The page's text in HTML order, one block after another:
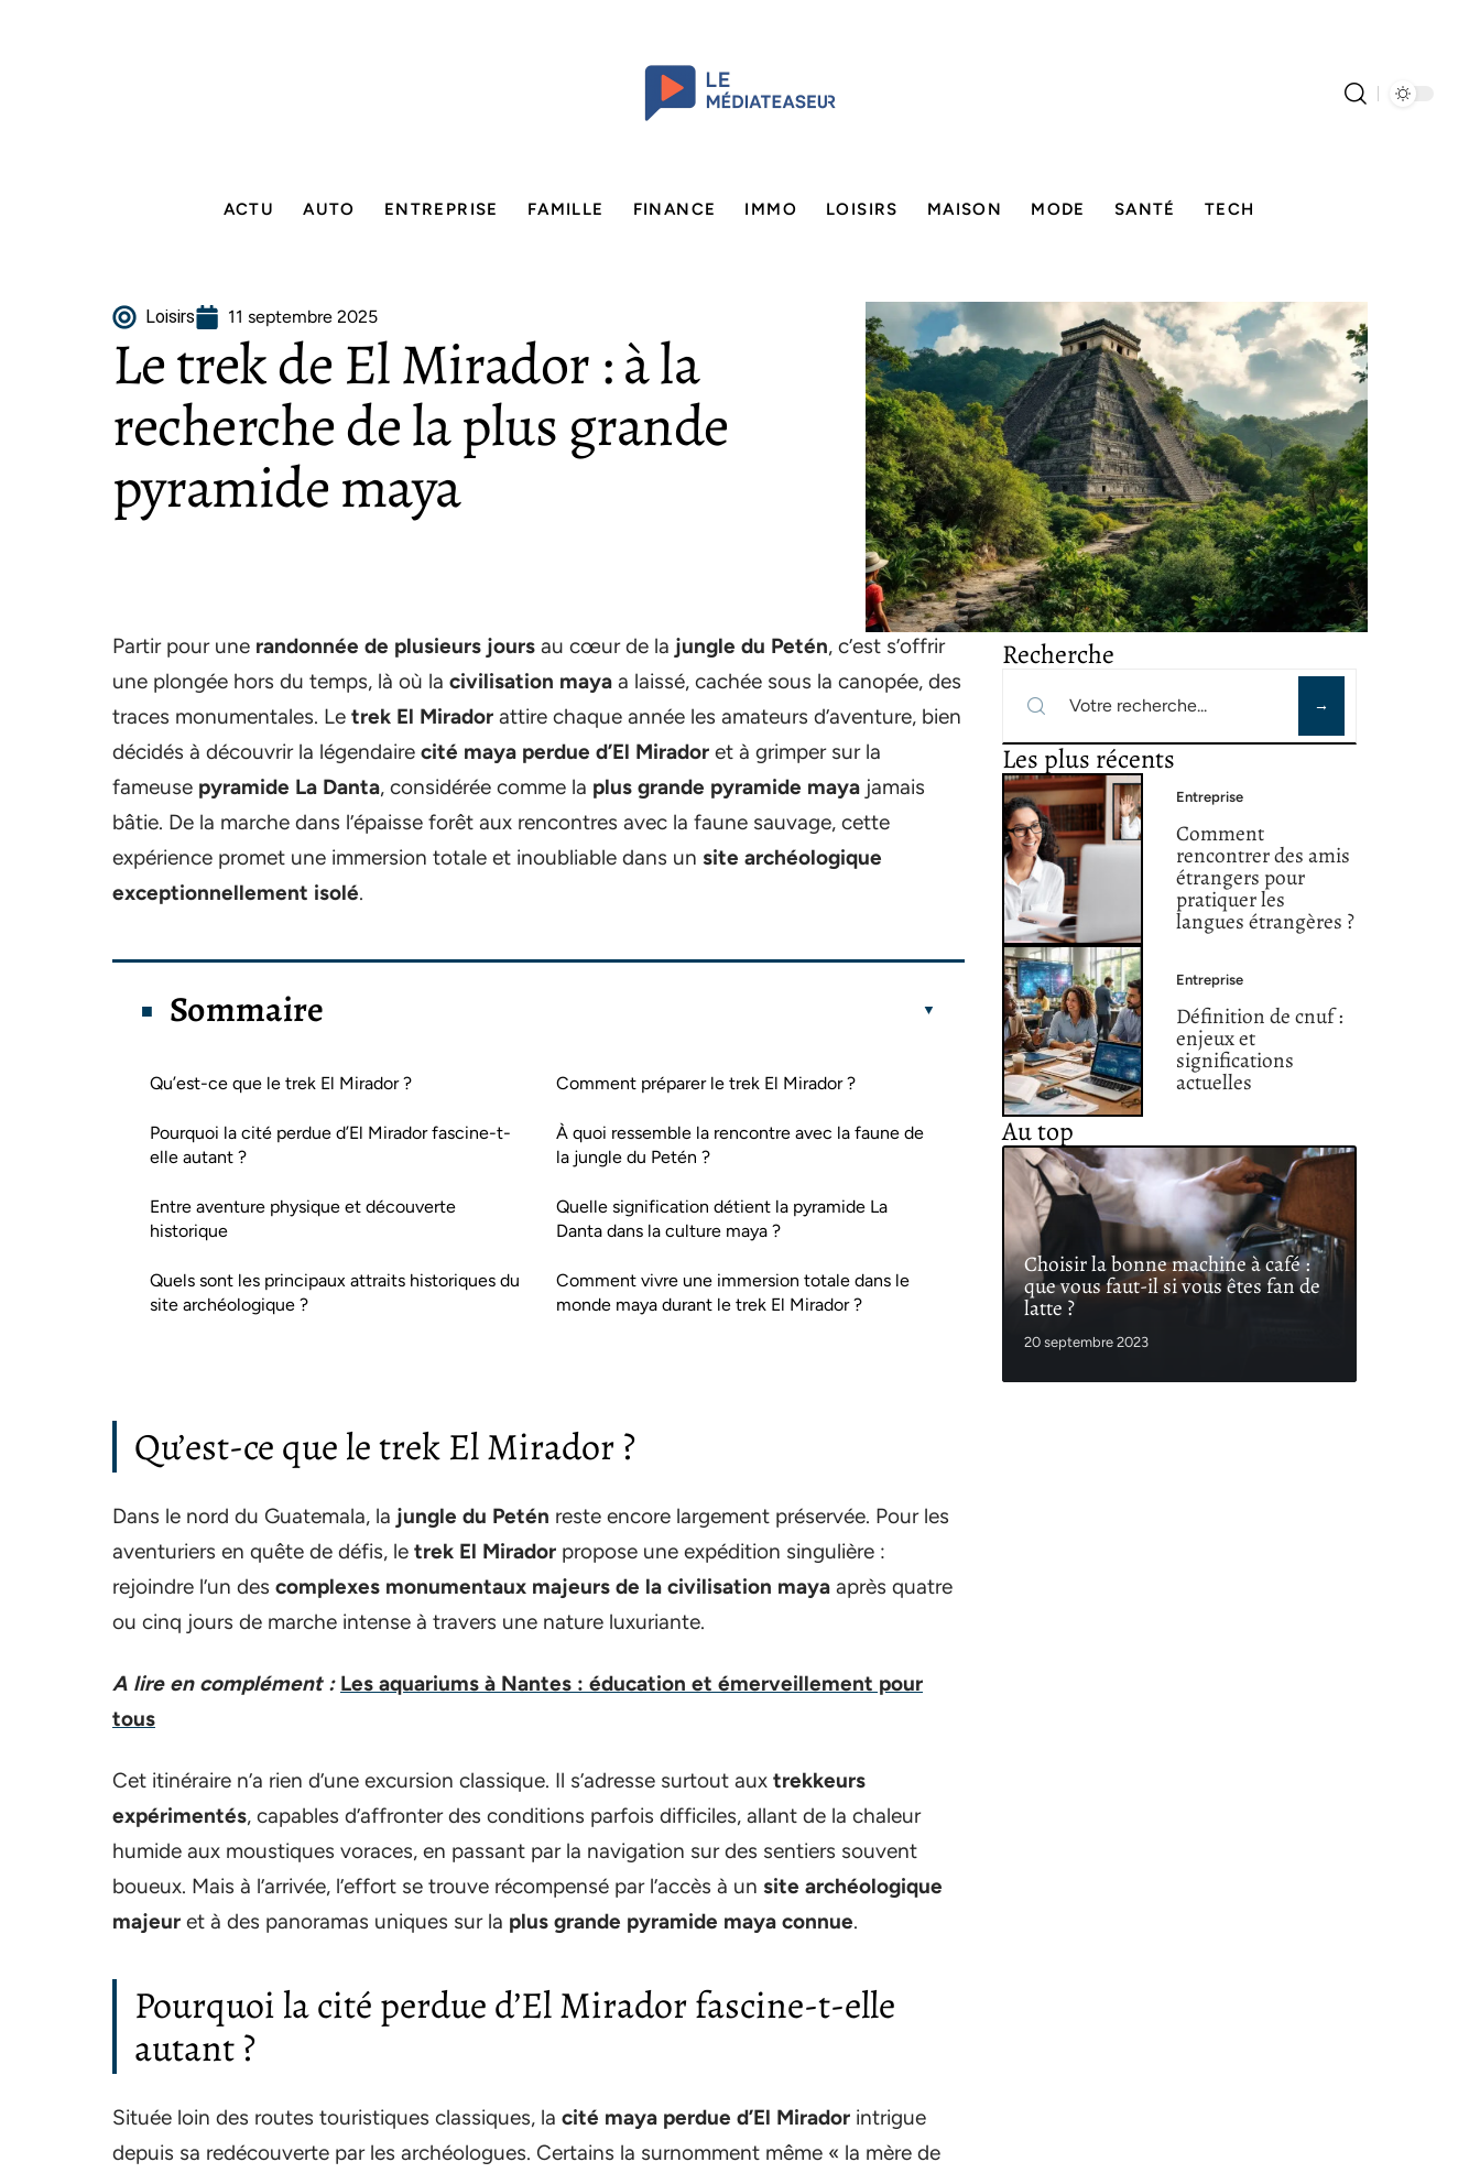
ACTU AUTO ENTREPRISE FAMILLE FINANCE IMMO LOISIRS MAISON MODE SANTÉ TECH
Loisirs 11 septembre 2025
Le trek de El Mirador : à la
recherche de la plus grande
pyramide maya
Partir pour une randonnée de plusieurs jours au cœur de la jungle du Petén, c’est s’offrir
une plongée hors du temps, là où la civilisation maya a laissé, cachée sous la canopée, des
traces monumentales. Le trek El Mirador attire chaque année les amateurs d’aventure, bien
décidés à découvrir la légendaire cité maya perdue d’El Mirador et à grimper sur la
fameuse pyramide La Danta, considérée comme la plus grande pyramide maya jamais
bâtie. De la marche dans l’épaisse forêt aux rencontres avec la faune sauvage, cette
expérience promet une immersion totale et inoubliable dans un site archéologique
exceptionnellement isolé.
Sommaire
Qu’est-ce que le trek El Mirador ?
Pourquoi la cité perdue d’El Mirador fascine-t-
elle autant ?
Entre aventure physique et découverte
historique
Quels sont les principaux attraits historiques du
site archéologique ?
Comment préparer le trek El Mirador ?
À quoi ressemble la rencontre avec la faune de
la jungle du Petén ?
Quelle signification détient la pyramide La
Danta dans la culture maya ?
Comment vivre une immersion totale dans le
monde maya durant le trek El Mirador ?
Qu’est-ce que le trek El Mirador ?
Dans le nord du Guatemala, la jungle du Petén reste encore largement préservée. Pour les
aventuriers en quête de défis, le trek El Mirador propose une expédition singulière :
rejoindre l’un des complexes monumentaux majeurs de la civilisation maya après quatre
ou cinq jours de marche intense à travers une nature luxuriante.
A lire en complément : Les aquariums à Nantes : éducation et émerveillement pour
tous
Cet itinéraire n’a rien d’une excursion classique. Il s’adresse surtout aux trekkeurs
expérimentés, capables d’affronter des conditions parfois difficiles, allant de la chaleur
humide aux moustiques voraces, en passant par la navigation sur des sentiers souvent
boueux. Mais à l’arrivée, l’effort se trouve récompensé par l’accès à un site archéologique
majeur et à des panoramas uniques sur la plus grande pyramide maya connue.
Pourquoi la cité perdue d’El Mirador fascine-t-elle
autant ?
Située loin des routes touristiques classiques, la cité maya perdue d’El Mirador intrigue
depuis sa redécouverte par les archéologues. Certains la surnomment même « la mère de
Recherche
Les plus récents
Entreprise
Comment
rencontrer des amis
étrangers pour
pratiquer les
langues étrangères ?
Entreprise
Définition de cnuf :
enjeux et
significations
actuelles
Au top
Choisir la bonne machine à café :
que vous faut-il si vous êtes fan de
latte ?
20 septembre 2023